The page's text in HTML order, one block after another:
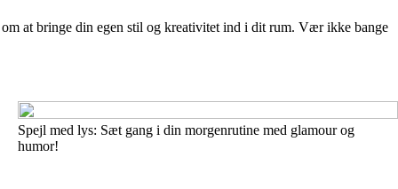
at bringe din egen stil og kreativitet ind i dit rum. Vær ikke bange
Spejl med lys: Sæt gang i din morgenrutine med glamour og
humor!